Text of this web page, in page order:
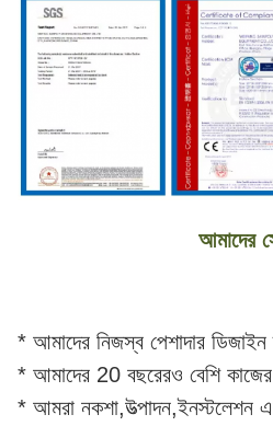
আমাদের
* আমাদের নিজস্ব পেশাদার ডিজাইন
* আমাদের 20 বছরেরও বেশি
* আমরা নকশা,উত্পাদন,ইনস্টলেশন